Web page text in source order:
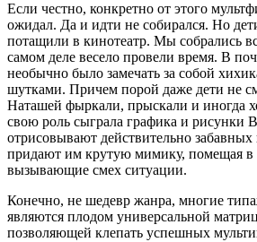
Если честно, конкретно от этого
ожидал. Да и идти не собирался. Но
потащили в кинотеатр. Мы собрались
самом деле весело провели время. В
необычно было замечать за собой
шутками. Причем порой даже дети не
Наташей фыркали, прыскали и иногда
свою роль сыграла графика и рисунки
отрисовывают действительно
придают им крутую мимику, помещая в
вызывающие смех ситуации.
Конечно, не шедевр жанра, многие
являются плодом универсальной
позволяющей клепать успешных